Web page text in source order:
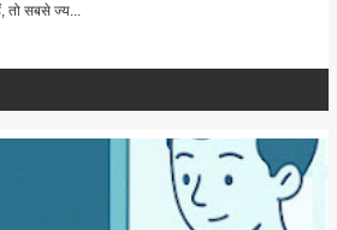
तो सबसे ज्य...